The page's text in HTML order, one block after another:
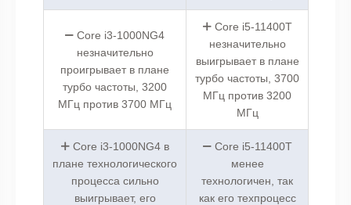
Core i3-1000NG4
незначительно
проигрывает в плане
турбо частоты, 3200
МГц против 3700 МГц
Core i5-11400T
незначительно
выигрывает в плане
турбо частоты, 3700
МГц против 3200
МГц
Core i3-1000NG4 в
плане технологического
процесса сильно
выигрывает, его
Core i5-11400T
менее
технологичен, так
как его техпроцесс